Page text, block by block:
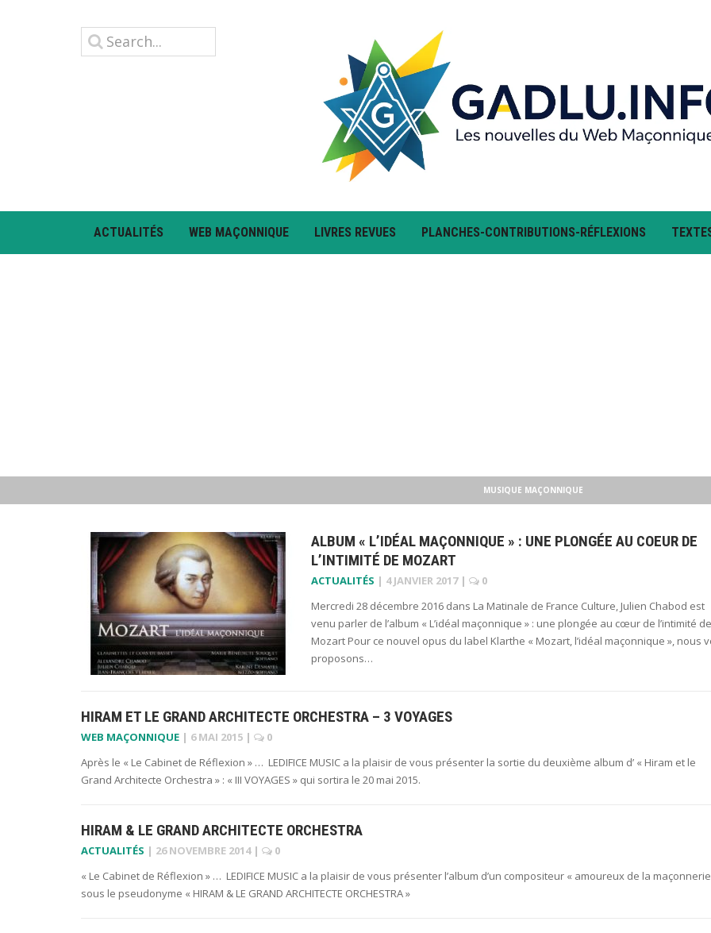
ACTUALITÉS WEB MAÇONNIQUE LIVRES REVUES PLANCHES-CONTRIBUTIONS-RÉFLEXIONS
MUSIQUE MAÇONNIQUE
ALBUM « L’IDÉAL MAÇONNIQUE » : UNE PLONGÉE AU COEUR DE
L’INTIMITÉ DE MOZART
ACTUALITÉS | 4 JANVIER 2017 |
0
Mercredi 28 décembre 2016 dans La Matinale de France Culture, Julien Chabod est
venu parler de l’album « L’idéal maçonnique » : une plongée au cœur de l’intimité de
Mozart Pour ce nouvel opus du label Klarthe « Mozart, l’idéal maçonnique », nous
proposons…
HIRAM ET LE GRAND ARCHITECTE ORCHESTRA – 3 VOYAGES
WEB MAÇONNIQUE | 6 MAI 2015 |
0
Après le « Le Cabinet de Réflexion » … LEDIFICE MUSIC a la plaisir de vous présenter la sortie du deuxième album d’ « Hiram et le
Grand Architecte Orchestra » : « III VOYAGES » qui sortira le 20 mai 2015.
HIRAM & LE GRAND ARCHITECTE ORCHESTRA
ACTUALITÉS | 26 NOVEMBRE 2014 |
0
« Le Cabinet de Réflexion » … LEDIFICE MUSIC a la plaisir de vous présenter l’album d’un compositeur « amoureux de la
sous le pseudonyme « HIRAM & LE GRAND ARCHITECTE ORCHESTRA »